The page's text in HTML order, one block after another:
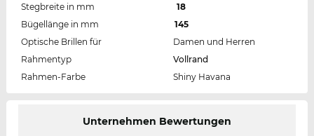
Stegbreite in mm
18
Bügellänge in mm
145
Optische Brillen für
Damen und Herren
Rahmentyp
Vollrand
Rahmen-Farbe
Shiny Havana
Unternehmen Bewertungen